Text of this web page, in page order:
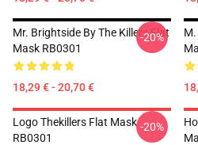
Mr. Brightside By The Killers Flat
Mask RB0301
18,29 € - 20,70 €
-20%
Logo Thekillers Flat Mask
RB0301
-20%